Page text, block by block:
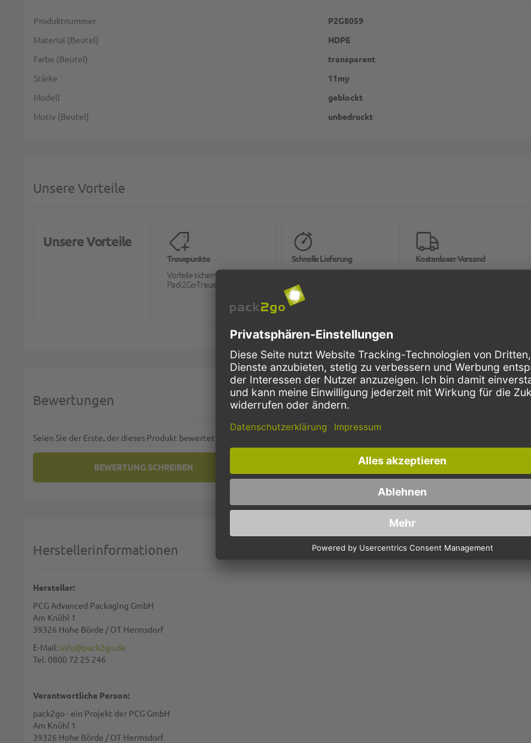
Weitere Informationen
Produktnummer
P2G8059
Material (Beutel)
HDPE
Farbe (Beutel)
transparent
Stärke
11my
Modell
geblockt
Motiv (Beutel)
unbedruckt
Unsere Vorteile
Unsere Vorteile
Treuepunkte
Vorteile sichern mit dem
Pack2Go-Treueprogramm.
Schnelle Lieferung
werden in der Regel noch am
selben Tag verschickt.
Kostenloser Versand
Bewertungen
Seien Sie der Erste, der dieses Produkt bewertet
BEWERTUNG SCHREIBEN
ABRISSBEUTEL / FLACHBEUTEL - HDPE 11MY, GEBLOCKT - 24X35CM
Zusammenfassung:
Herstellerinformationen
Hersteller:
PCG Advanced Packaging GmbH
Am Knühl 1
39326 Hohe Börde / OT Hermsdorf
E-Mail: info@pack2go.de
Tel. 0800 72 25 246
Verantwortliche Person:
pack2go - ein Projekt der PCG GmbH
Am Knühl 1
39326 Hohe Börde / OT Hermsdorf